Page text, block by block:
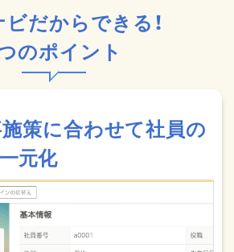
だからできる！
のポイント
策に合わせて社員の
元化